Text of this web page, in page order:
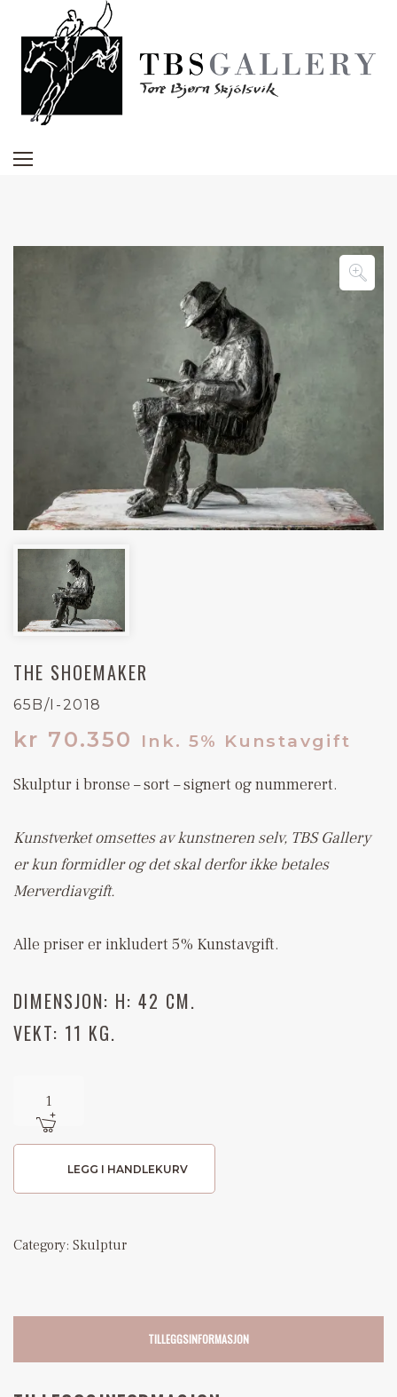
THE SHOEMAKER
65B/I-2018
kr 70.350 Ink. 5% Kunstavgift
Skulptur i bronse – sort – signert og nummerert.
Kunstverket omsettes av kunstneren selv, TBS Gallery
er kun formidler og det skal derfor ikke betales
Merverdiavgift.
Alle priser er inkludert 5% Kunstavgift.
DIMENSJON: H: 42 CM.
VEKT: 11 KG.
LEGG I HANDLEKURV
Category: Skulptur
TILLEGGSINFORMASJON